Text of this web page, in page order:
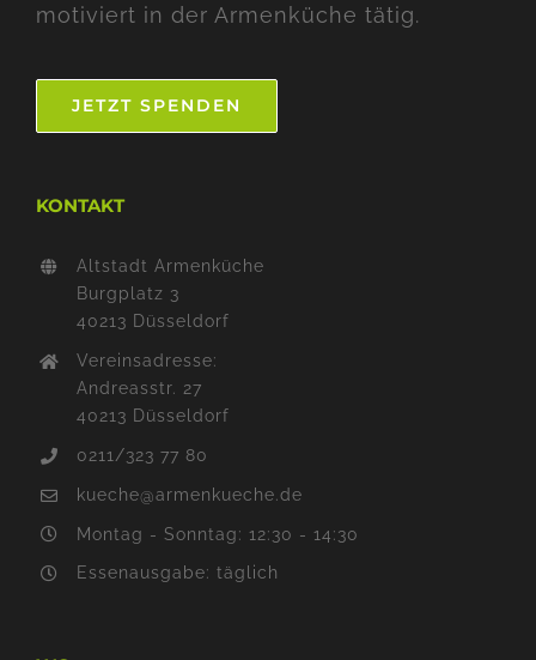
motiviert in der Armenküche tätig.
JETZT SPENDEN
KONTAKT
Altstadt Armenküche
Burgplatz 3
40213 Düsseldorf
Vereinsadresse:
Andreasstr. 27
40213 Düsseldorf
0211/323 77 80
kueche@armenkueche.de
Montag - Sonntag: 12:30 - 14:30
Essenausgabe: täglich